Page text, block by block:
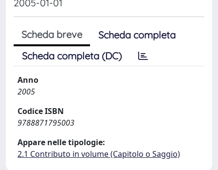
2005-01-01
Scheda breve
Scheda completa
Scheda completa (DC)
Anno
2005
Codice ISBN
9788871795003
Appare nelle tipologie:
2.1 Contributo in volume (Capitolo o Saggio)